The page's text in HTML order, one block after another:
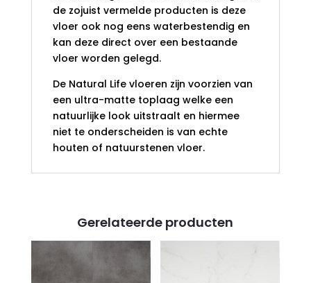
de zojuist vermelde producten is deze
vloer ook nog eens waterbestendig en
kan deze direct over een bestaande
vloer worden gelegd.
De Natural Life vloeren zijn voorzien van
een ultra-matte toplaag welke een
natuurlijke look uitstraalt en hiermee
niet te onderscheiden is van echte
houten of natuurstenen vloer.
Gerelateerde producten